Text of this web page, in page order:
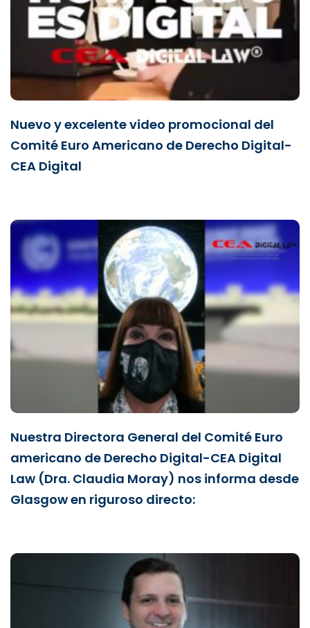
Nuevo y excelente video promocional del
Comité Euro Americano de Derecho Digital-
CEA Digital
Nuestra Directora General del Comité Euro
americano de Derecho Digital-CEA Digital
Law (Dra. Claudia Moray) nos informa desde
Glasgow en riguroso directo: